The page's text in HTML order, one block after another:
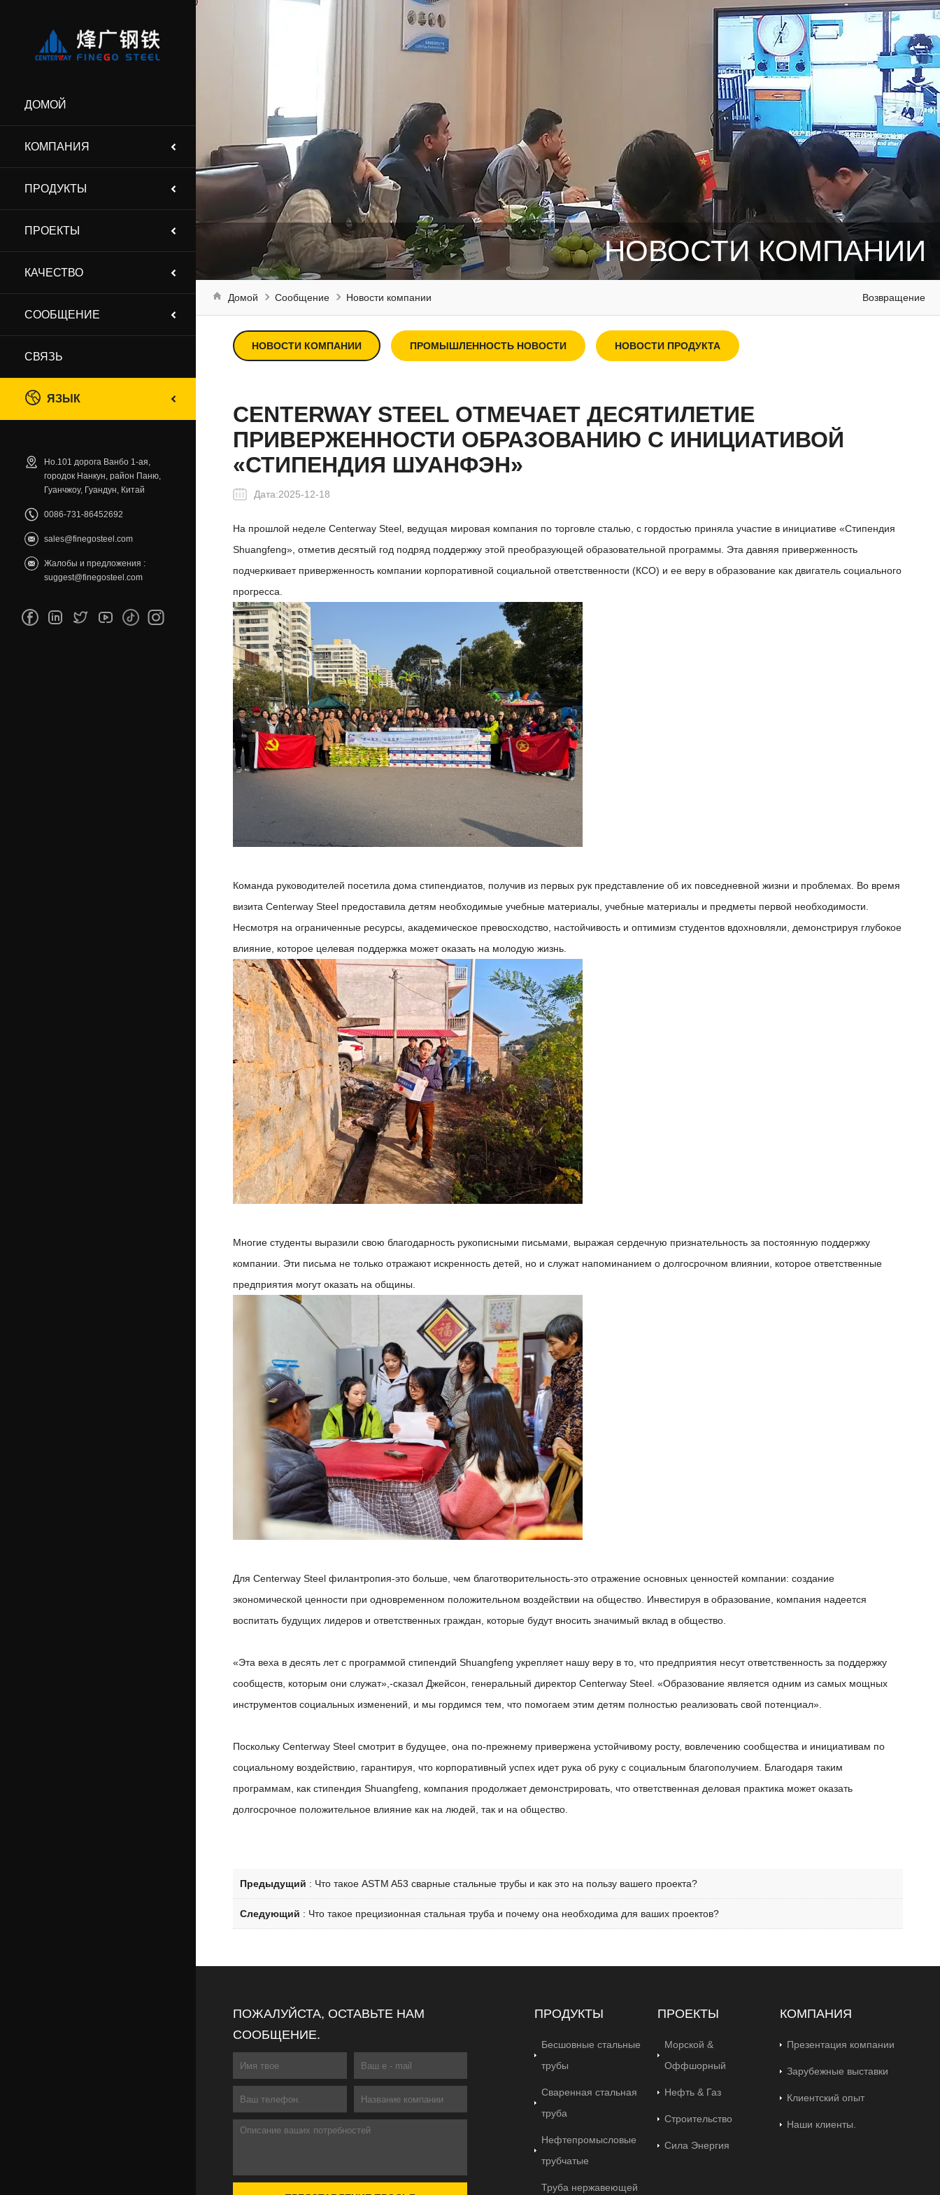
ДОМОЙ
КОМПАНИЯ
ПРОДУКТЫ
ПРОЕКТЫ
КАЧЕСТВО
СООБЩЕНИЕ
СВЯЗЬ
ЯЗЫК
Но.101 дорога Ванбо 1-ая,
городок Нанкун, район Паню,
Гуанчжоу, Гуандун, Китай
0086-731-86452692
sales@finegosteel.com
Жалобы и предложения :
suggest@finegosteel.com
НОВОСТИ КОМПАНИИ
Возвращение
Домой Сообщение Новости компании
НОВОСТИ КОМПАНИИ ПРОМЫШЛЕННОСТЬ НОВОСТИ НОВОСТИ ПРОДУКТА
CENTERWAY STEEL ОТМЕЧАЕТ ДЕСЯТИЛЕТИЕ
ПРИВЕРЖЕННОСТИ ОБРАЗОВАНИЮ С ИНИЦИАТИВОЙ
«СТИПЕНДИЯ ШУАНФЭН»
Дата:2025-12-18
На прошлой неделе Centerway Steel, ведущая мировая компания по торговле сталью, с гордостью приняла участие в инициативе «Стипендия
Shuangfeng», отметив десятый год подряд поддержку этой преобразующей образовательной программы. Эта давняя приверженность
подчеркивает приверженность компании корпоративной социальной ответственности (КСО) и ее веру в образование как двигатель социального
прогресса.
Команда руководителей посетила дома стипендиатов, получив из первых рук представление об их повседневной жизни и проблемах. Во время
визита Centerway Steel предоставила детям необходимые учебные материалы, учебные материалы и предметы первой необходимости.
Несмотря на ограниченные ресурсы, академическое превосходство, настойчивость и оптимизм студентов вдохновляли, демонстрируя глубокое
влияние, которое целевая поддержка может оказать на молодую жизнь.
Многие студенты выразили свою благодарность рукописными письмами, выражая сердечную признательность за постоянную поддержку
компании. Эти письма не только отражают искренность детей, но и служат напоминанием о долгосрочном влиянии, которое ответственные
предприятия могут оказать на общины.
Для Centerway Steel филантропия-это больше, чем благотворительность-это отражение основных ценностей компании: создание
экономической ценности при одновременном положительном воздействии на общество. Инвестируя в образование, компания надеется
воспитать будущих лидеров и ответственных граждан, которые будут вносить значимый вклад в общество.
«Эта веха в десять лет с программой стипендий Shuangfeng укрепляет нашу веру в то, что предприятия несут ответственность за поддержку
сообществ, которым они служат»,-сказал Джейсон, генеральный директор Centerway Steel. «Образование является одним из самых мощных
инструментов социальных изменений, и мы гордимся тем, что помогаем этим детям полностью реализовать свой потенциал».
Поскольку Centerway Steel смотрит в будущее, она по-прежнему привержена устойчивому росту, вовлечению сообщества и инициативам по
социальному воздействию, гарантируя, что корпоративный успех идет рука об руку с социальным благополучием. Благодаря таким
программам, как стипендия Shuangfeng, компания продолжает демонстрировать, что ответственная деловая практика может оказать
долгосрочное положительное влияние как на людей, так и на общество.
Предыдущий : Что такое ASTM A53 сварные стальные трубы и как это на пользу вашего проекта?
Следующий : Что такое прецизионная стальная труба и почему она необходима для ваших проектов?
ПОЖАЛУЙСТА, ОСТАВЬТЕ НАМ
СООБЩЕНИЕ.
ПРОДУКТЫ
Бесшовные стальные
трубы
Сваренная стальная
труба
Нефтепромысловые
трубчатые
Труба нержавеющей
ПРОЕКТЫ
Морской &
Оффшорный
Нефть & Газ
Строительство
Сила Энергия
КОМПАНИЯ
Презентация компании
Зарубежные выставки
Клиентский опыт
Наши клиенты.